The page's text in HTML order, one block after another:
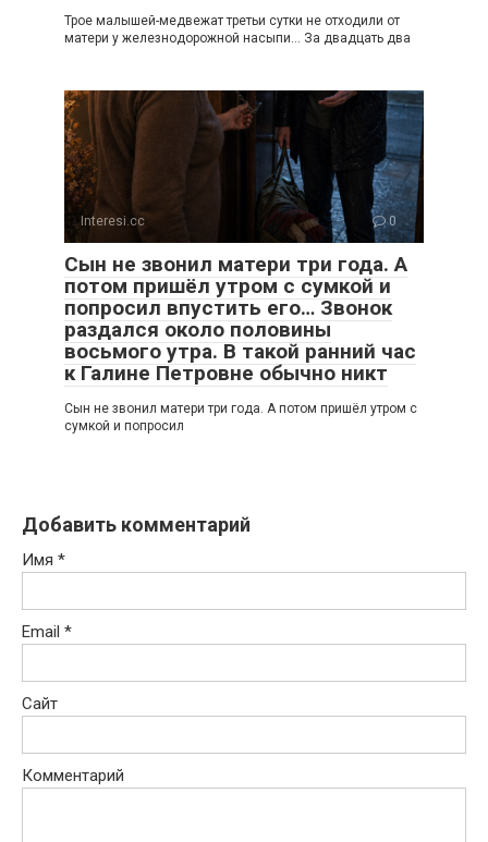
Трое малышей-медвежат третьи сутки не отходили от
матери у железнодорожной насыпи… За двадцать два
Interesi.cc 0
Сын не звонил матери три года. А
потом пришёл утром с сумкой и
попросил впустить его… Звонок
раздался около половины
восьмого утра. В такой ранний час
к Галине Петровне обычно никт
Сын не звонил матери три года. А потом пришёл утром с
сумкой и попросил
Добавить комментарий
Имя *
Email *
Сайт
Комментарий